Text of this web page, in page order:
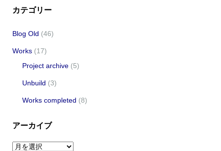
カテゴリー
Blog Old (46)
Works (17)
Project archive (5)
Unbuild (3)
Works completed (8)
アーカイブ
ア